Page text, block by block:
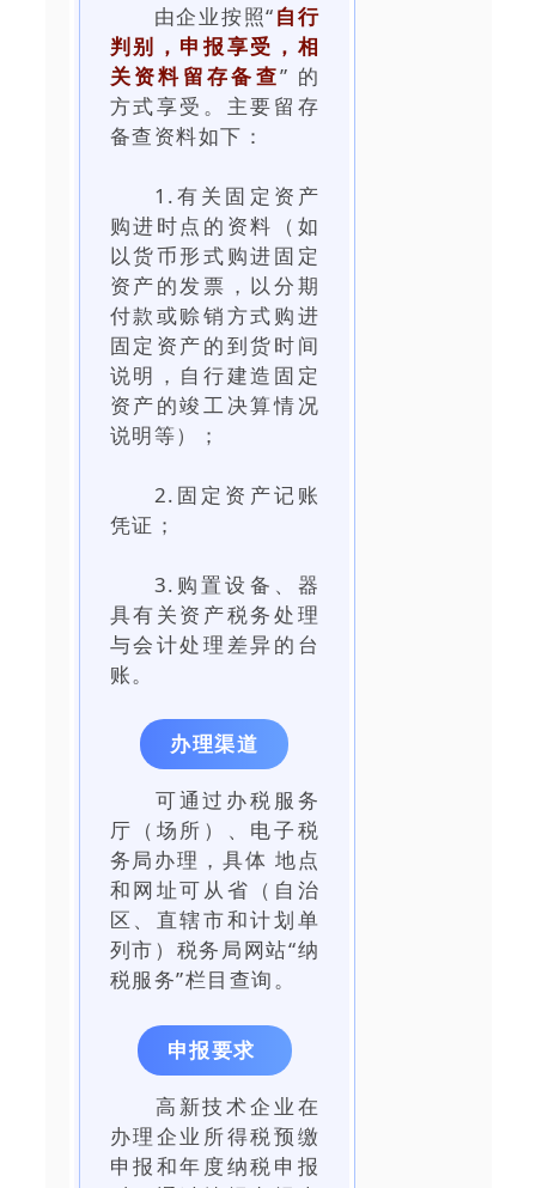
由企业按照“自行
判别，申报享受，相
关资料留存备查” 的
方式享受。主要留存
备查资料如下：
1.有关固定资产
购进时点的资料（如
以货币形式购进固定
资产的发票，以分期
付款或赊销方式购进
固定资产的到货时间
说明，自行建造固定
资产的竣工决算情况
说明等）；
2.固定资产记账
凭证；
3.购置设备、器
具有关资产税务处理
与会计处理差异的台
账。
办理渠道
可通过办税服务
厅（场所）、电子税
务局办理，具体 地点
和网址可从省（自治
区、直辖市和计划单
列市）税务局网站“纳
税服务”栏目查询。
申报要求
高新技术企业在
办理企业所得税预缴
申报和年度纳税申报